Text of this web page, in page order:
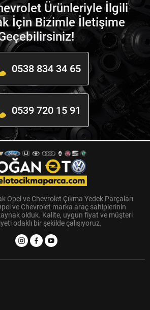
Ürünleriyle İlgili
İçin Bizimle İletişime
0538 834 34 65
0539 720 15 91
Opel ve Chevrolet Çıkma Yedek Parçaları
ve Chevrolet marka araç sahiplerinin
olduk. Kalite, uygun fiyat ve müşteri
odaklı bir şekilde çalışıyoruz.